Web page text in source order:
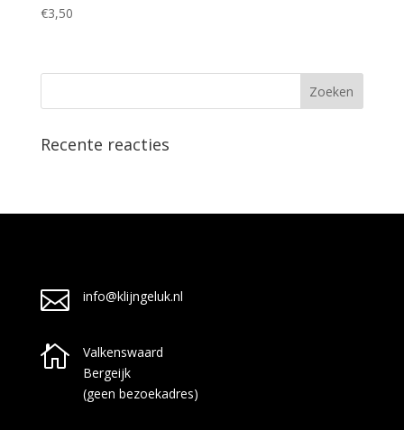
€3,50
Recente reacties
 info@klijngeluk.nl

Valkenswaard
Bergeijk
(geen bezoekadres)